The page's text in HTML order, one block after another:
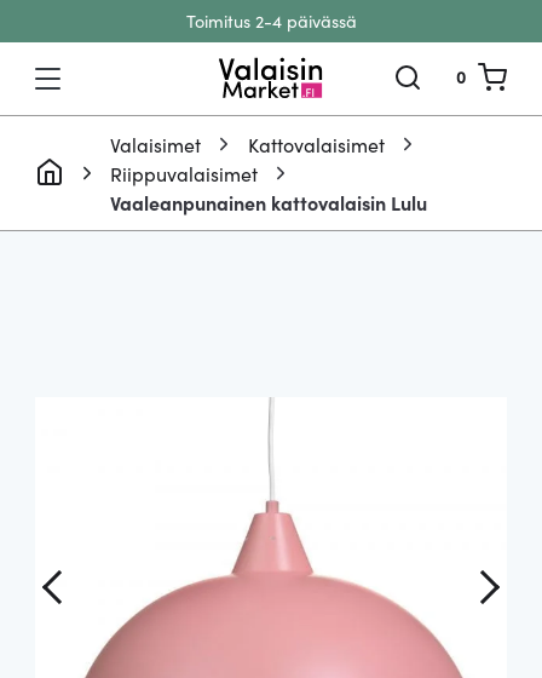
Toimitus 2-4 päivässä
Siirry sisältöön 0
Valaisimet
Kattovalaisimet
Riippuvalaisimet
Vaaleanpunainen kattovalaisin Lulu